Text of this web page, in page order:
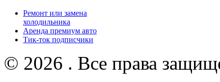
Ремонт или замена
холодильника
Аренда премиум авто
Тик-ток подписчики
© 2026 . Все права